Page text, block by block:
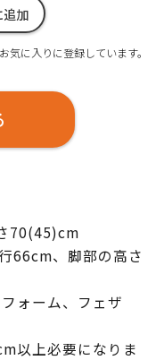
追加
気に入りに登録しています。
70(45)cm
66cm、脚部の高さ
ォーム、フェザ
以上必要になりま